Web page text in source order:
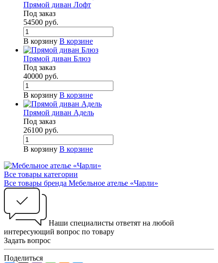
Прямой диван Лофт
Под заказ
54500 руб.
В корзину В корзине
Прямой диван Блюз
Под заказ
40000 руб.
В корзину В корзине
Прямой диван Адель
Под заказ
26100 руб.
В корзину В корзине
Все товары категории
Все товары бренда Мебельное ателье «Чарли»
Наши специалисты ответят на любой
интересующий вопрос по товару
Задать вопрос
Поделиться